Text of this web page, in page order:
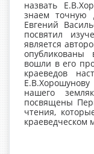
назвать
знаем точную
Евгений
посвятил
является
вошли в его
краеведов
нашего
посвящены
чтения,
краеведческом